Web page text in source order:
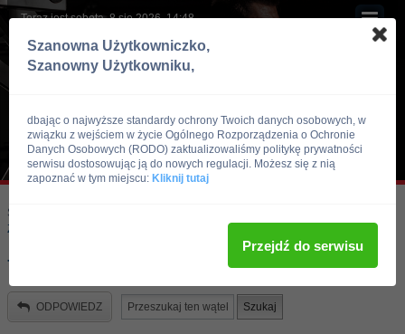
Teraz jest sobota, 8 sie 2026, 14:48
Skocz do:
Zawody, imprezy kulturystyczne, zawodnicy
To sa dopiero mutanty !
ODPOWIEDZ
Szanowna Użytkowniczko,
Szanowny Użytkowniku,
dbając o najwyższe standardy ochrony Twoich danych osobowych, w
związku z wejściem w życie Ogólnego Rozporządzenia o Ochronie
Danych Osobowych (RODO) zaktualizowaliśmy politykę prywatności
serwisu dostosowując ją do nowych regulacji. Możesz się z nią
zapoznać w tym miejscu: Kliknij tutaj
Przejdź do serwisu